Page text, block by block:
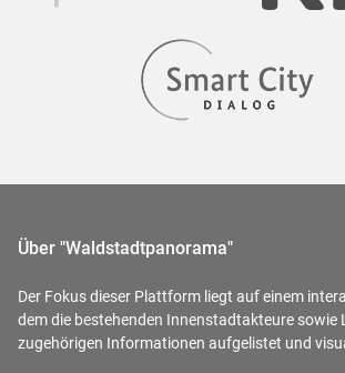
Über "Waldstadtpanorama"
Der Fokus dieser Plattform liegt auf einem
dem die bestehenden Innenstadtakteure sowie
zugehörigen Informationen aufgelistet und